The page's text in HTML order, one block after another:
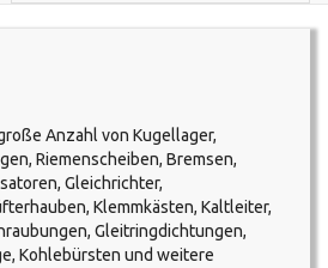
Anzahl von Kugellager,
Riemenscheiben, Bremsen,
Gleichrichter,
Klemmkästen, Kaltleiter,
Gleitringdichtungen,
Kohlebürsten und weitere